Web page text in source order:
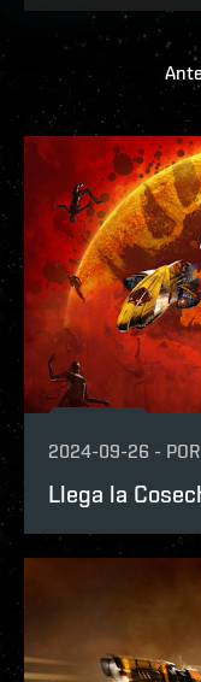
2024-09-26 - POR
Llega la